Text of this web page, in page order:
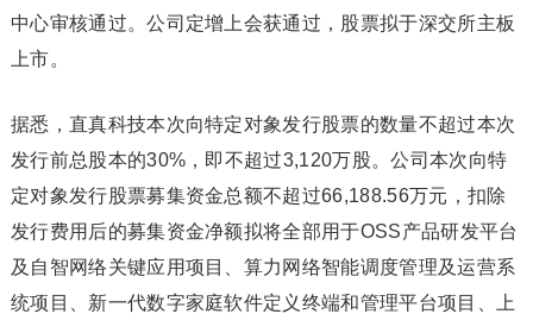
中心审核通过。公司定增上会获通过，股票拟于深交所主板
上市。
据悉，直真科技本次向特定对象发行股票的数量不超过本次
发行前总股本的30%，即不超过3,120万股。公司本次向特
定对象发行股票募集资金总额不超过66,188.56万元，扣除
发行费用后的募集资金净额拟将全部用于OSS产品研发平台
及自智网络关键应用项目、算力网络智能调度管理及运营系
统项目、新一代数字家庭软件定义终端和管理平台项目、上